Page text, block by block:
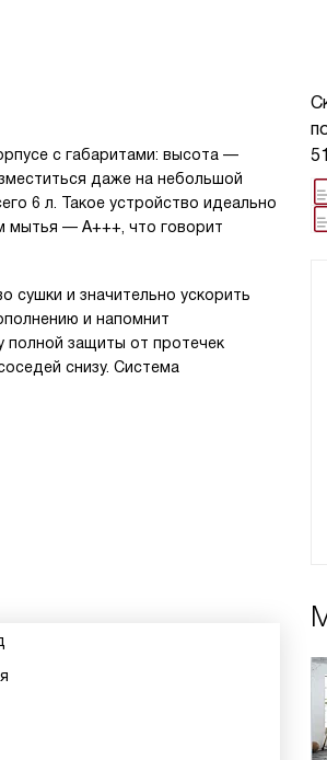
с габаритами: высота —
даже на небольшой
6 л. Такое устройство идеально
мытья — А+++, что говорит
сушки и значительно ускорить
и напомнит
полной защиты от протечек
снизу. Система